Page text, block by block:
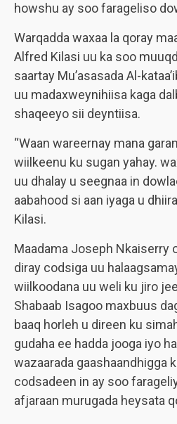
howshu ay soo farageliso
Warqadda waxaa la qoray
Alfred Kilasi uu ka soo
saartay Mu’asasada Al-
uu madaxweynihiisa kaga
shaqeeyo sii deyntiisa.
“Waan wareernay mana
wiilkeenu ku sugan yahay.
uu dhalay u seegnaa in
aabahood si aan iyaga u
Kilasi.
Maadama Joseph Nkaiserry
diray codsiga uu
wiilkoodana uu weli ku jiro
Shabaab Isagoo maxbuus
baaq horleh u direen ku
gudaha ee hadda jooga iyo
wazaarada gaashaandhigga
codsadeen in ay soo
afjaraan murugada heysata